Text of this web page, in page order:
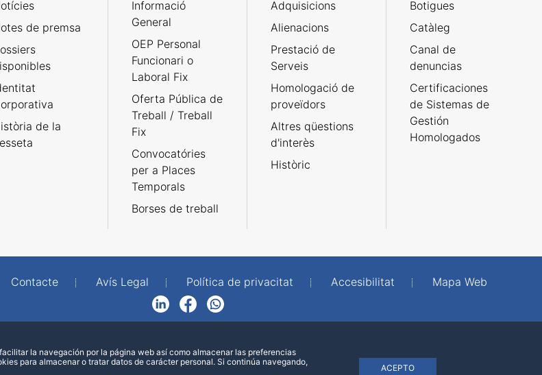
de premsa
de la
Informació
General
OEP Personal
Funcionari o
Laboral Fix
Oferta Pública de
Treball / Treball
Fix
Convocatóries
per a Places
Temporals
Borses de treball
Adquisicions
Alienacions
Prestació de
Serveis
Homologació de
proveïdors
Altres qüestions
d'interès
Històric
Botigues
Catàleg
Canal de
denuncias
Certificaciones
de Sistemas de
Gestión
Homologados
Contacte Avís Legal Política de privacitat Accesibilitat
Mapa Web
FacebookWhatsApp
la navegación por la página web así como almacenar las preferencias
para almacenar o tratar datos de carácter personal. Si continúa navegando,
ACEPTO